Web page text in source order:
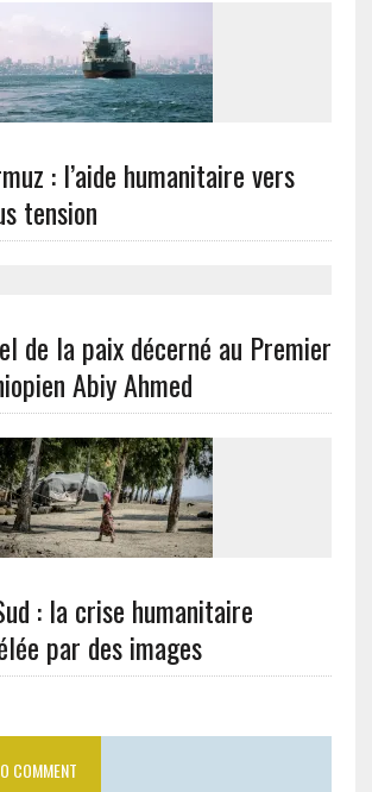
: l’aide humanitaire vers
tension
de la paix décerné au Premier
Abiy Ahmed
: la crise humanitaire
par des images
COMMENT